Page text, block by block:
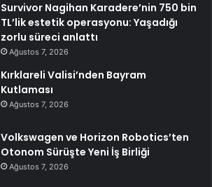
Survivor Nagihan Karadere’nin 750 bin
TL’lik estetik operasyonu: Yaşadığı
zorlu süreci anlattı
Ağustos 7, 2026
Kırklareli Valisi’nden Bayram
Kutlaması
Ağustos 7, 2026
Volkswagen ve Horizon Robotics’ten
Otonom Sürüşte Yeni İş Birliği
Ağustos 7, 2026